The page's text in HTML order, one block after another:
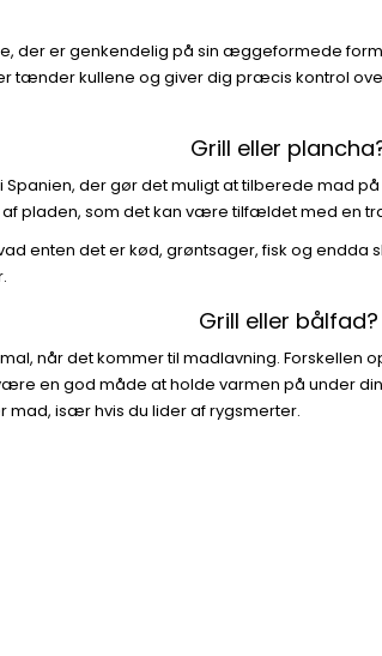
der er genkendelig på sin æggeformede
tænder kullene og giver dig præcis kontrol
Grill eller
der gør det muligt at tilberede mad
pladen, som det kan være tilfældet med en
enten det er kød, grøntsager, fisk og
Grill eller bålfad?
når det kommer til madlavning. Forskellen
en god måde at holde varmen på under
mad, især hvis du lider af rygsmerter.